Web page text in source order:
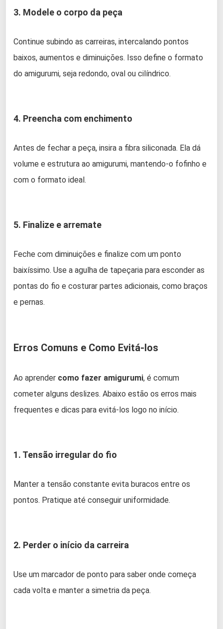
3. Modele o corpo da peça
Continue subindo as carreiras, intercalando pontos
baixos, aumentos e diminuições. Isso define o formato
do amigurumi, seja redondo, oval ou cilíndrico.
4. Preencha com enchimento
Antes de fechar a peça, insira a fibra siliconada. Ela dá
volume e estrutura ao amigurumi, mantendo-o fofinho e
com o formato ideal.
5. Finalize e arremate
Feche com diminuições e finalize com um ponto
baixíssimo. Use a agulha de tapeçaria para esconder as
pontas do fio e costurar partes adicionais, como braços
e pernas.
Erros Comuns e Como Evitá-los
Ao aprender como fazer amigurumi, é comum
cometer alguns deslizes. Abaixo estão os erros mais
frequentes e dicas para evitá-los logo no início.
1. Tensão irregular do fio
Manter a tensão constante evita buracos entre os
pontos. Pratique até conseguir uniformidade.
2. Perder o início da carreira
Use um marcador de ponto para saber onde começa
cada volta e manter a simetria da peça.